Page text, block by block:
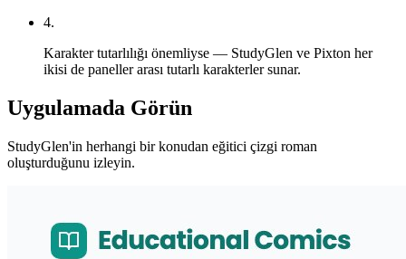
4.
Karakter tutarlılığı önemliyse — StudyGlen ve Pixton her
ikisi de paneller arası tutarlı karakterler sunar.
Uygulamada Görün
StudyGlen'in herhangi bir konudan eğitici çizgi roman
oluşturduğunu izleyin.